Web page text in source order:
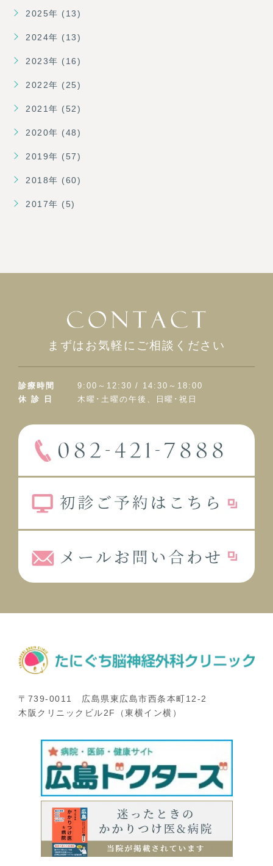
2025年 (13)
2024年 (13)
2023年 (16)
2022年 (25)
2021年 (52)
2020年 (48)
2019年 (57)
2018年 (60)
2017年 (5)
まずはお気軽にご相談ください
診療時間
休 診 日
9:00～12:30 / 14:30～18:00
木曜･土曜の午後、日曜･祝日
〒739-0011 広島県東広島市西条本町12-2
木阪クリニックビル2F（東横イン横）